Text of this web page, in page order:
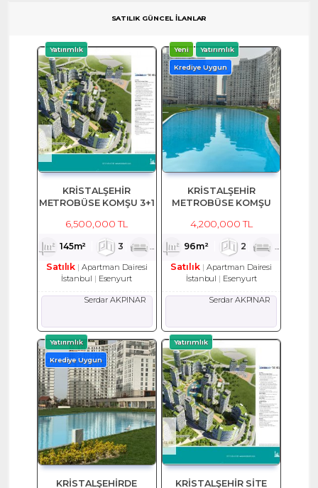
SATILIK GÜNCEL İLANLAR
Yatırımlık
KRİSTALŞEHİR
METROBÜSE KOMŞU 3+1
6,500,000 TL
145m² 3 1
2
Satılık
Apartman Dairesi
İstanbul
Esenyurt
Serdar AKPINAR
Yeni Yatırımlık
Krediye Uygun
KRİSTALŞEHİR
METROBÜSE KOMŞU
DAİRE
4,200,000 TL
96m² 2
Satılık
Apartman Dairesi
İstanbul
Esenyurt
Serdar AKPINAR
Yatırımlık
Krediye Uygun
KRİSTALŞEHİRDE
Yatırımlık
KRİSTALŞEHİR SİTE